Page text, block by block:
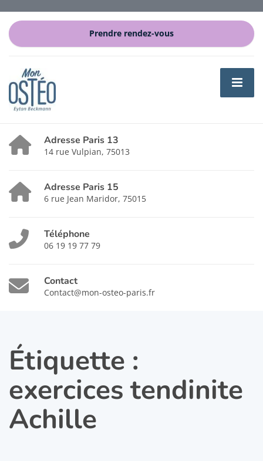
Prendre rendez-vous
Adresse Paris 13
14 rue Vulpian, 75013
Adresse Paris 15
6 rue Jean Maridor, 75015
Téléphone
06 19 19 77 79
Contact
Contact@mon-osteo-paris.fr
Étiquette :
exercices tendinite
Achille